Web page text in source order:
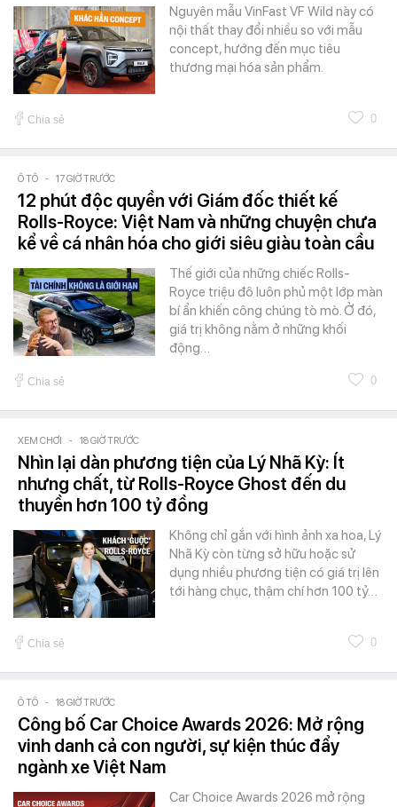
Nguyên mẫu VinFast VF Wild này có
nội thất thay đổi nhiều so với mẫu
concept, hướng đến mục tiêu
thương mại hóa sản phẩm.
Chia sẻ 0
Ô TÔ - 17 GIỜ TRƯỚC
12 phút độc quyền với Giám đốc thiết kế
Rolls-Royce: Việt Nam và những chuyện chưa
kể về cá nhân hóa cho giới siêu giàu toàn cầu
Thế giới của những chiếc Rolls-
Royce triệu đô luôn phủ một lớp màn
bí ẩn khiến công chúng tò mò. Ở đó,
giá trị không nằm ở những khối
động…
Chia sẻ 0
XEM CHƠI - 18 GIỜ TRƯỚC
Nhìn lại dàn phương tiện của Lý Nhã Kỳ: Ít
nhưng chất, từ Rolls-Royce Ghost đến du
thuyền hơn 100 tỷ đồng
Không chỉ gắn với hình ảnh xa hoa, Lý
Nhã Kỳ còn từng sở hữu hoặc sử
dụng nhiều phương tiện có giá trị lên
tới hàng chục, thậm chí hơn 100 tỷ…
Chia sẻ 0
Ô TÔ - 18 GIỜ TRƯỚC
Công bố Car Choice Awards 2026: Mở rộng
vinh danh cả con người, sự kiện thúc đẩy
ngành xe Việt Nam
Car Choice Awards 2026 mở rộng